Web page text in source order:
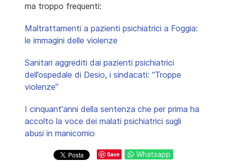
ma troppo frequenti:
Maltrattamenti a pazienti psichiatrici a Foggia:
le immagini delle violenze
Sanitari aggrediti dai pazienti psichiatrici
dell’ospedale di Desio, i sindacati: “Troppe
violenze”
I cinquant'anni della sentenza che per prima ha
accolto la voce dei malati psichiatrici sugli
abusi in manicomio
Save Whatsapp